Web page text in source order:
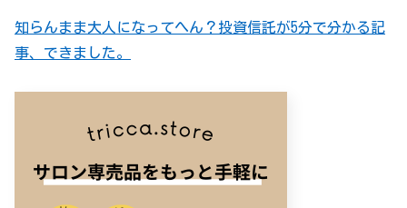
知らんまま大人になってへん？投資信託が5分で分かる記
事、できました。